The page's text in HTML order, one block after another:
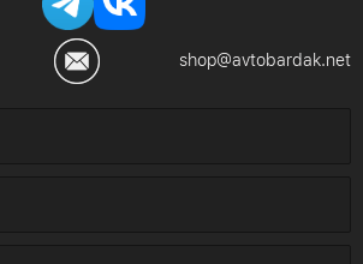
shop@avtobardak.net